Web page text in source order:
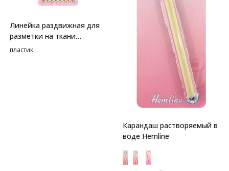
Линейка раздвижная для
разметки на ткани
HEMLINE
пластик
Карандаш растворяемый в
воде Hemline